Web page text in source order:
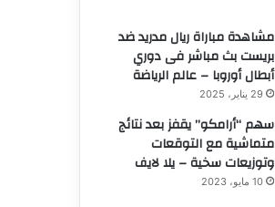
مشاهدة مباراة ريال مدريد ضد
بريست بث مباشر فى دوري
أبطال أوروبا – عالم الرياضة
29 يناير، 2025
سهم “أرامكو” يقفز بعد نتائج
متماشية مع التوقعات
وتوزيعات سخية – يلا لايف
10 مايو، 2023